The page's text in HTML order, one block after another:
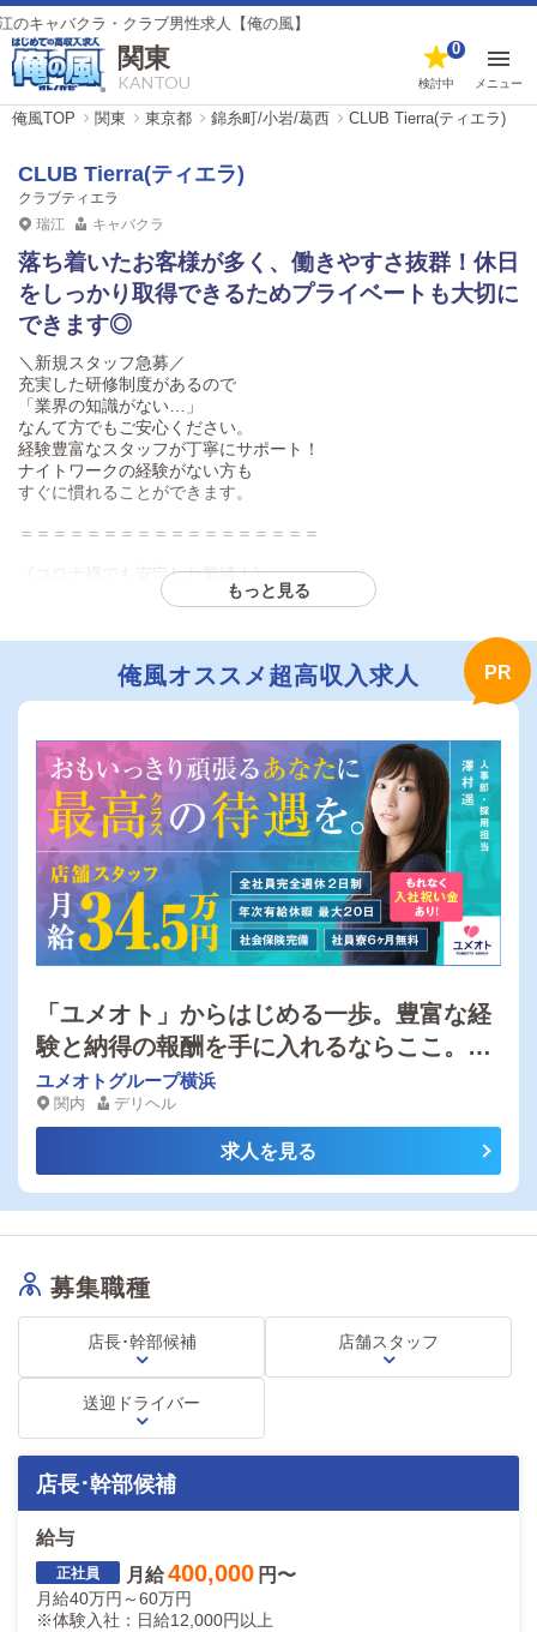
・クラブ男性求人【俺の風】
関東
KANTOU 検討中
0
メニュー
俺風TOP 関東 東京都 錦糸町/小岩/葛西 CLUB Tierra(ティエラ)
CLUB Tierra(ティエラ)
クラブティエラ
瑞江
キャバクラ
落ち着いたお客様が多く、働きやすさ抜群！休日
をしっかり取得できるためプライベートも大切に
できます◎
＼新規スタッフ急募／
充実した研修制度があるので
「業界の知識がない…」
なんて方でもご安心ください。
経験豊富なスタッフが丁寧にサポート！
ナイトワークの経験がない方も
すぐに慣れることができます。
＝＝＝＝＝＝＝＝＝＝＝＝＝＝＝＝＝＝
《コロナ禍でも安定した業績！》
40～50代の方や女性も大歓迎！
お待ちしています。
◇◆【CLUB Tierra（ティエラ）】◆◇
～自慢の良客層～
当店では
○泥酔された方
○従業員に迷惑をかける方
などの入店はお断りしています。
そのため、お酒の飲み方をわきまえた
紳士的なお客様ばかりがご来店！
《スピード出世ができる》
━━━━━━━━━━━━
【ティエラ】では、«随時昇給・昇格制度»あり！
評価制度がしっかりしているので
熱意や成果次第で、高収入を得ることが可能です。
モチベーションを高く保って勤務できますよ。
《メリハリをつけて働ける》
━━━━━━━━━━━━━
プライベートがあってのお仕事！
また、有給休暇制度もあるので
お気軽にご希望をお伝えくださいね◎
ガッツリ稼ぎながら
休日はしっかりリフレッシュしましょう。
＼体験入社受付中／
お試しで当店の雰囲気をチェックすることも可能です。
少しでも気になった方はお気軽にご連絡ください。
あなたとお会いできる日を、心よりお待ちしております。
もっと見る
俺風オススメ超高収入求人
「ユメオト」からはじめる一歩。豊富な経
験と納得の報酬を手に入れるならここ。｜
期間限定・入社祝金キャンペーン！｜社員
寮 6ヶ月無料｜
ユメオトグループ横浜
関内 デリヘル
求人を見る
募集職種
店長･幹部候補 店舗スタッフ
送迎ドライバー
店長･幹部候補
給与
月給400,000 円〜
月給40万円～60万円
※体験入社：日給12,000円以上